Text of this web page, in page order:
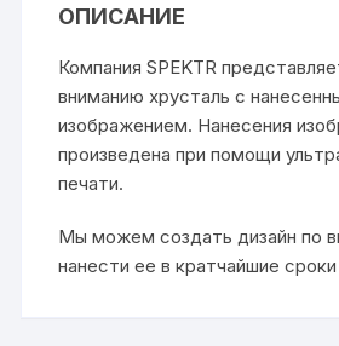
ОПИСАНИЕ
Компания SPEKTR
вниманию хрусталь с
изображением. Нанесения
произведена при помощи
печати.
Мы можем создать дизайн по
нанести ее в кратчайшие сроки